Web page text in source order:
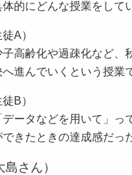
的にどんな授業をして
徒A）
高齢化や過疎化など、
進んでいくという授業
徒B）
ータなどを用いて」っ
できたときの達成感だっ
島さん）